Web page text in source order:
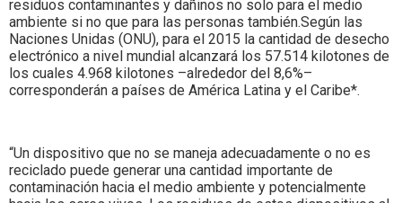
residuos contaminantes y dañinos no solo para el medio
ambiente si no que para las personas también.Según las
Naciones Unidas (ONU), para el 2015 la cantidad de desecho
electrónico a nivel mundial alcanzará los 57.514 kilotones de
los cuales 4.968 kilotones –alrededor del 8,6%–
corresponderán a países de América Latina y el Caribe*.
“Un dispositivo que no se maneja adecuadamente o no es
reciclado puede generar una cantidad importante de
contaminación hacia el medio ambiente y potencialmente